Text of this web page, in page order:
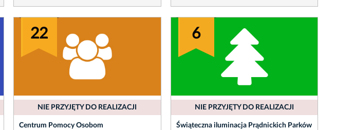
22
NIE PRZYJĘTY DO REALIZACJI
Centrum Pomocy Osobom
6
NIE PRZYJĘTY DO REALIZACJI
Świąteczna iluminacja Prądnickich Parków